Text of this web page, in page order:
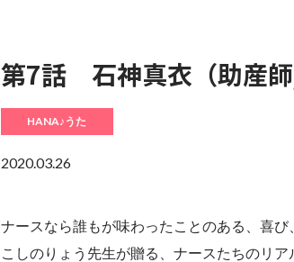
第7話 石神真衣（助産師
HANA♪うた
2020.03.26
ナースなら誰もが味わったことのある、喜び
こしのりょう先生が贈る、ナースたちのリア